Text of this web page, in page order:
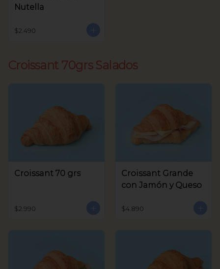
Nutella
$2.490
Croissant 70grs Salados
Croissant 70 grs
$2.990
Croissant Grande
con Jamón y Queso
$4.890